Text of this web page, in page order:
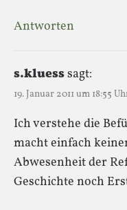
Antworten
s.kluesssagt:
19. Januar 2011 um 18:55
Ich verstehe die
macht einfach
Abwesenheit der
Geschichte noch